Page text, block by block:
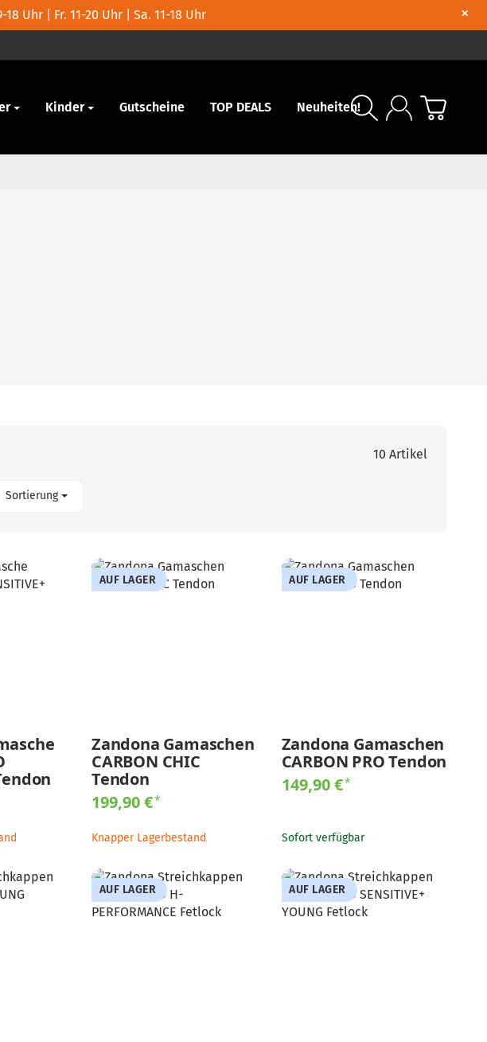
Uhr | Fr. 11-20 Uhr | Sa. 11-18 Uhr ×
Kinder Gutscheine TOP DEALS Neuheiten!
10 Artikel
Sortierung
AUF LAGER
Zandona Gamaschen
CARBON CHIC
Tendon
199,90 €*
Knapper Lagerbestand
AUF LAGER
Zandona Gamaschen
CARBON PRO Tendon
149,90 €*
Sofort verfügbar
AUF LAGER AUF LAGER